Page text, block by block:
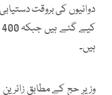
دوائیوں کی بروقت
ہیں۔
وزیرِ حج کے مطابق